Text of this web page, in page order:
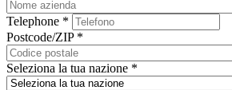
Telephone *
Postcode/ZIP *
Seleziona la tua nazione *